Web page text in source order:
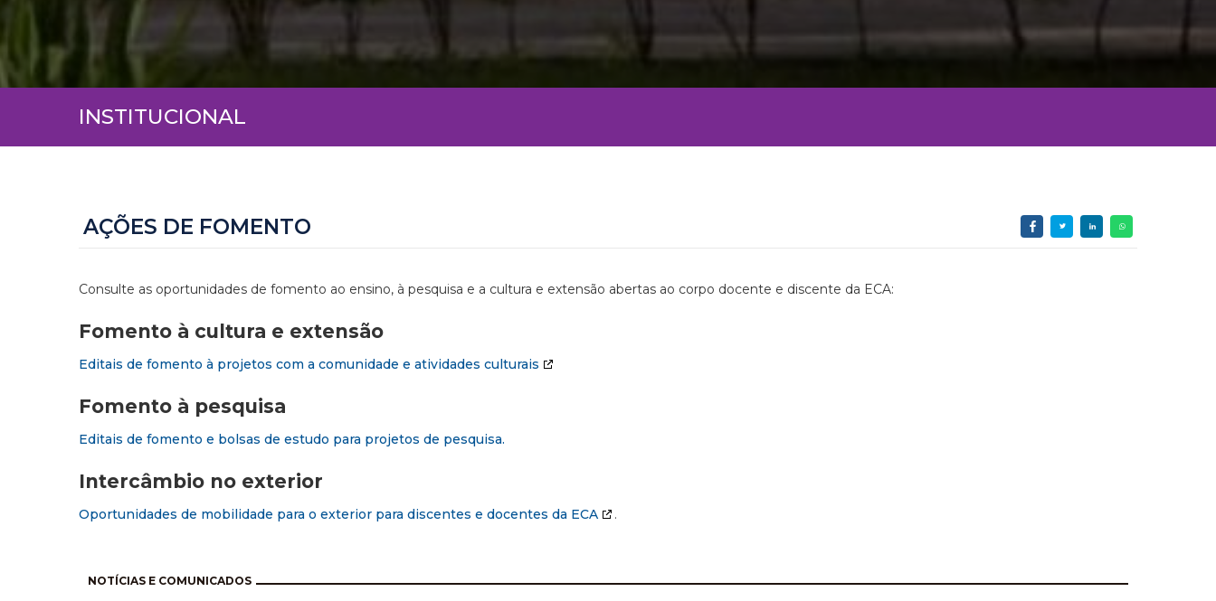
INSTITUCIONAL
AÇÕES DE FOMENTO
Consulte as oportunidades de fomento ao ensino, à pesquisa e a cultura e extensão abertas ao corpo docente e discente da ECA:
Fomento à cultura e extensão
Editais de fomento à projetos com a comunidade e atividades culturais
Fomento à pesquisa
Editais de fomento e bolsas de estudo para projetos de pesquisa.
Intercâmbio no exterior
Oportunidades de mobilidade para o exterior para discentes e docentes da ECA .
NOTÍCIAS E COMUNICADOS
Pagination